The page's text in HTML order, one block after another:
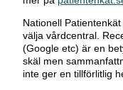
Nationell
välja vårdcentral.
(Google etc) är en
skäl men
inte ger en tillförlitlig